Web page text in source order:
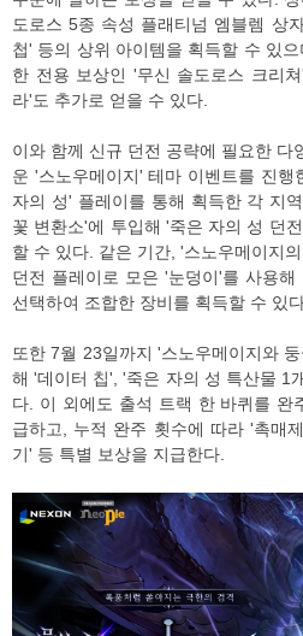
도로스 5종 속성 플래티넘 엠블렘 상
첩' 등의 상위 아이템을 획득할 수 있
한 전용 보상인 '무신 솔도로스 크리
라'도 추가로 얻을 수 있다.
이와 함께 신규 던전 공략에 필요한 다
운 '스노우메이지' 테마 이벤트를 진
자의 성' 플레이를 통해 획득한 각 지
꽃 변환소'에 투입해 '죽은 자의 성 던
할 수 있다. 같은 기간, '스노우메이지
던전 플레이로 모은 '눈덩이'를 사용
선택하여 조합한 장비를 획득할 수 있
또한 7월 23일까지 '스노우메이지와
해 '데이터 칩', '죽은 자의 성 특산물 1
다. 이 외에도 출석 트랙 한 바퀴를 완
급하고, 누적 완주 횟수에 따라 '촉매
기' 등 특별 보상을 지급한다.